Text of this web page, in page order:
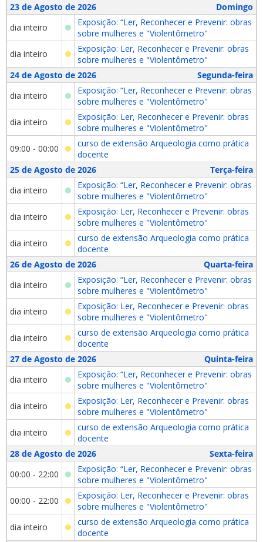
23 de Agosto de 2026
Domingo
dia inteiro
Exposição: “Ler, Reconhecer e Prevenir: obras
sobre mulheres e "Violentômetro"
dia inteiro
Exposição: Ler, Reconhecer e Prevenir: obras
sobre mulheres e "Violentômetro"
24 de Agosto de 2026
Segunda-feira
dia inteiro
Exposição: “Ler, Reconhecer e Prevenir: obras
sobre mulheres e "Violentômetro"
dia inteiro
Exposição: Ler, Reconhecer e Prevenir: obras
sobre mulheres e "Violentômetro"
09:00 - 00:00
curso de extensão Arqueologia como prática
docente
25 de Agosto de 2026
Terça-feira
dia inteiro
Exposição: “Ler, Reconhecer e Prevenir: obras
sobre mulheres e "Violentômetro"
dia inteiro
Exposição: Ler, Reconhecer e Prevenir: obras
sobre mulheres e "Violentômetro"
dia inteiro
curso de extensão Arqueologia como prática
docente
26 de Agosto de 2026
Quarta-feira
dia inteiro
Exposição: “Ler, Reconhecer e Prevenir: obras
sobre mulheres e "Violentômetro"
dia inteiro
Exposição: Ler, Reconhecer e Prevenir: obras
sobre mulheres e "Violentômetro"
dia inteiro
curso de extensão Arqueologia como prática
docente
27 de Agosto de 2026
Quinta-feira
dia inteiro
Exposição: “Ler, Reconhecer e Prevenir: obras
sobre mulheres e "Violentômetro"
dia inteiro
Exposição: Ler, Reconhecer e Prevenir: obras
sobre mulheres e "Violentômetro"
dia inteiro
curso de extensão Arqueologia como prática
docente
28 de Agosto de 2026
Sexta-feira
00:00 - 22:00
Exposição: “Ler, Reconhecer e Prevenir: obras
sobre mulheres e "Violentômetro"
00:00 - 22:00
Exposição: Ler, Reconhecer e Prevenir: obras
sobre mulheres e "Violentômetro"
dia inteiro
curso de extensão Arqueologia como prática
docente